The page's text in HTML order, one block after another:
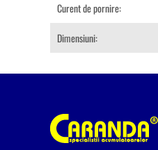
Curent de pornire:
Dimensiuni: